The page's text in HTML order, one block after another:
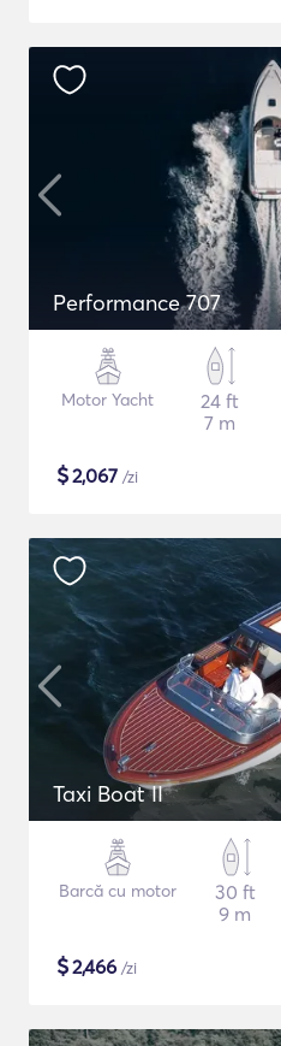
Performance 707
Motor Yacht
24 ft
7 m
$2,067 /zi
Taxi Boat II
Barcă cu motor
30 ft
9 m
$2,466 /zi